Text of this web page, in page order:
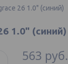
26 1.0" (синий)
1.0" (синий)
563 руб.